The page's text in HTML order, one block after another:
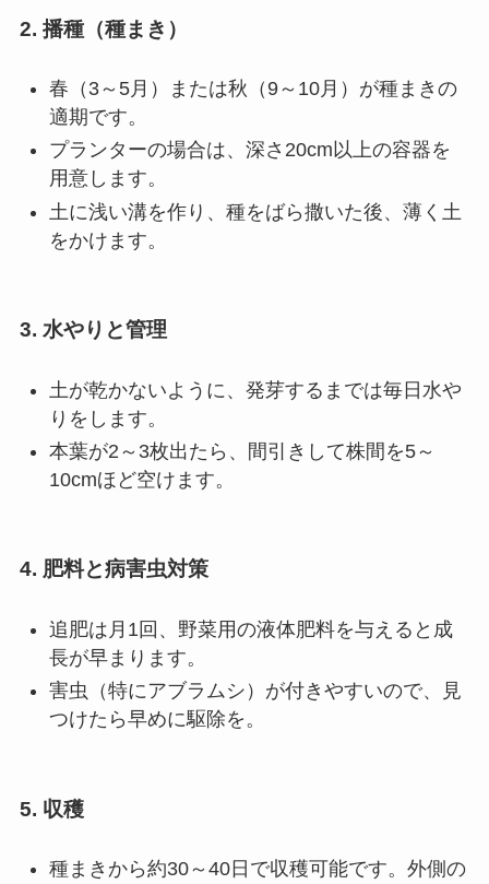
2. 播種（種まき）
春（3～5月）または秋（9～10月）が種まきの
適期です。
プランターの場合は、深さ20cm以上の容器を
用意します。
土に浅い溝を作り、種をばら撒いた後、薄く土
をかけます。
3. 水やりと管理
土が乾かないように、発芽するまでは毎日水や
りをします。
本葉が2～3枚出たら、間引きして株間を5～
10cmほど空けます。
4. 肥料と病害虫対策
追肥は月1回、野菜用の液体肥料を与えると成
長が早まります。
害虫（特にアブラムシ）が付きやすいので、見
つけたら早めに駆除を。
5. 収穫
種まきから約30～40日で収穫可能です。外側の